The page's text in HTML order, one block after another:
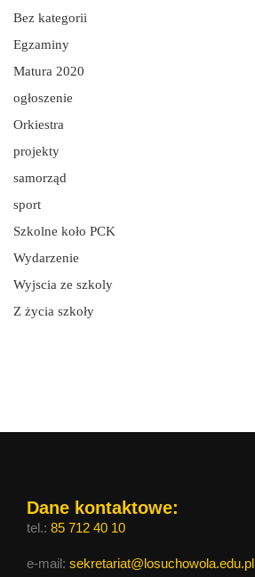
Bez kategorii
Egzaminy
Matura 2020
ogłoszenie
Orkiestra
projekty
samorząd
sport
Szkolne koło PCK
Wydarzenie
Wyjscia ze szkoly
Z życia szkoły
Dane kontaktowe:
tel.: 85 712 40 10
e-mail: sekretariat@losuchowola.edu.pl